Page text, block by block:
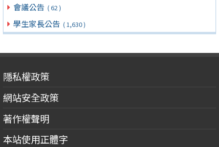
會議公告 ( 62 )
學生家長公告 ( 1,630 )
隱私權政策
網站安全政策
著作權聲明
本站使用正體字